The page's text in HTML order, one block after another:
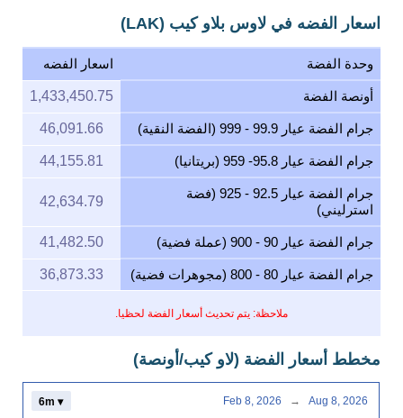
اسعار الفضه في لاوس بلاو كيب (LAK)
وحدة الفضة اسعار الفضه
ملاحظة: يتم تحديث أسعار الفضة لحظيا.
أونصة الفضة 1,433,450.75
جرام الفضة عيار 99.9 - 999 (الفضة النقية) 46,091.66
جرام الفضة عيار 95.8- 959 (بريتانيا) 44,155.81
جرام الفضة عيار 92.5 - 925 (فضة
استرليني)
42,634.79
جرام الفضة عيار 90 - 900 (عملة فضية) 41,482.50
جرام الفضة عيار 80 - 800 (مجوهرات فضية) 36,873.33
مخطط أسعار الفضة (لاو كيب/أونصة)
6m ▾ Feb 8, 2026 → Aug 8, 2026